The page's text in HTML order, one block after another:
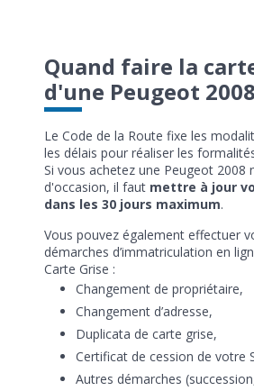
Quand faire la
d'une Peugeot
Le Code de la Route fixe les
les délais pour réaliser les
Si vous achetez une Peugeot 2008
d'occasion, il faut mettre à jour
dans les 30 jours maximum.
Vous pouvez également effectuer
démarches d’immatriculation en
Carte Grise :
Changement de propriétaire,
Changement d’adresse,
Duplicata de carte grise,
Certificat de cession de votre
Autres démarches